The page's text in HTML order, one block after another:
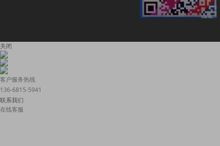
关闭
客户服务热线
136-6815-5941
联系我们
在线客服